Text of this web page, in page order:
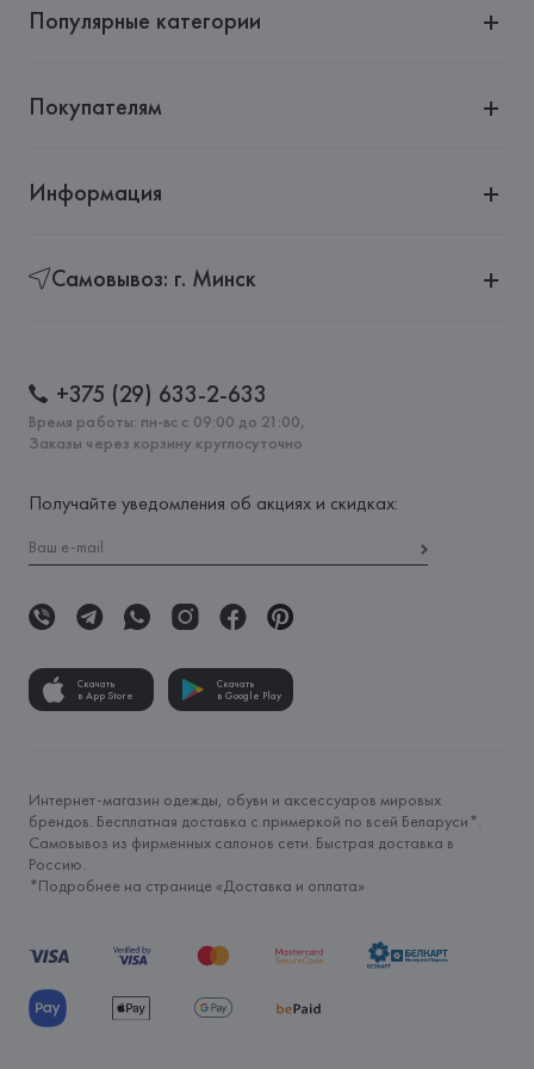
Популярные категории
Покупателям
Информация
Самовывоз: г. Минск
+375 (29) 633-2-633
Время работы: пн-вс с 09:00 до 21:00,
Заказы через корзину круглосуточно
Получайте уведомления об акциях и скидках:
Скачать
в App Store
Скачать
в Google Play
Интернет-магазин одежды, обуви и аксессуаров мировых
брендов. Бесплатная доставка с примеркой по всей Беларуси*.
Самовывоз из фирменных салонов сети. Быстрая доставка в
Россию.
*Подробнее на странице «Доставка и оплата»